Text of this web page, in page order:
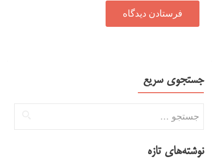
جستجوی سریع
نوشته‌های تازه